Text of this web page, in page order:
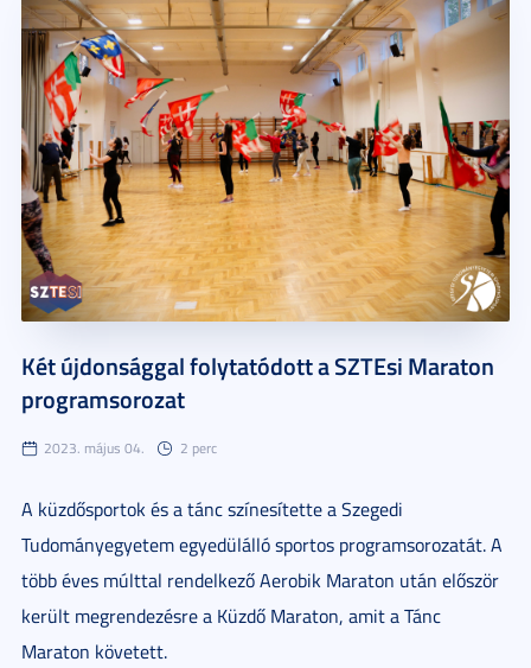
Két újdonsággal folytatódott a SZTEsi Maraton
programsorozat
2023. május 04. 2 perc
A küzdősportok és a tánc színesítette a Szegedi
Tudományegyetem egyedülálló sportos programsorozatát. A
több éves múlttal rendelkező Aerobik Maraton után először
került megrendezésre a Küzdő Maraton, amit a Tánc
Maraton követett.